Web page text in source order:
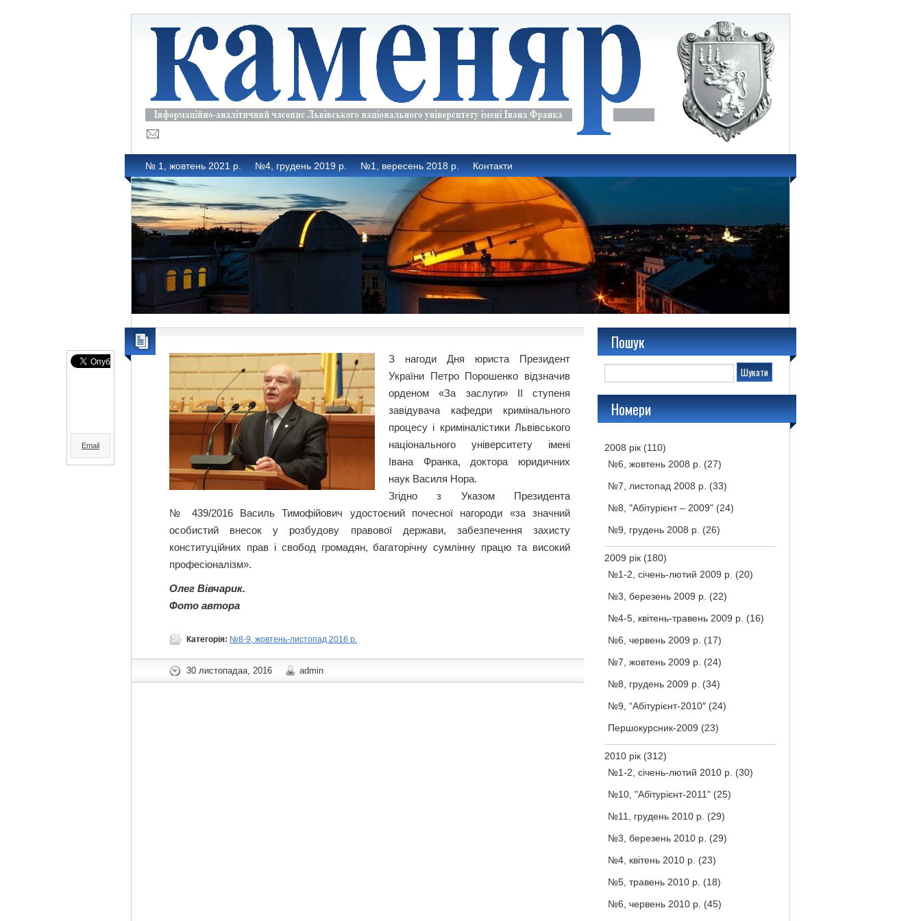
№ 1, жовтень 2021 р. №4, грудень 2019 р. №1, вересень 2018 р. Контакти
Email
З нагоди Дня юриста Президент
України Петро Порошенко відзначив
орденом «За заслуги» II ступеня
завідувача кафедри кримінального
процесу і криміналістики Львівського
національного університету імені
Івана Франка, доктора юридичних
наук Василя Нора.
Згідно з Указом Президента
№ 439/2016 Василь Тимофійович удостоєний почесної нагороди «за значний
особистий внесок у розбудову правової держави, забезпечення захисту
конституційних прав і свобод громадян, багаторічну сумлінну працю та високий
професіоналізм».
Олег Вівчарик.
Фото автора
Категорія: №8-9, жовтень-листопад 2016 р.
30 листопадаа, 2016 admin
Пошук
Номери
2008 рік (110)
№6, жовтень 2008 р. (27)
№7, листопад 2008 р. (33)
№8, "Абітурієнт – 2009" (24)
№9, грудень 2008 р. (26)
2009 рік (180)
№1-2, січень-лютий 2009 р. (20)
№3, березень 2009 р. (22)
№4-5, квітень-травень 2009 р. (16)
№6, червень 2009 р. (17)
№7, жовтень 2009 р. (24)
№8, грудень 2009 р. (34)
№9, “Абітурієнт-2010″ (24)
Першокурсник-2009 (23)
2010 рік (312)
№1-2, січень-лютий 2010 р. (30)
№10, "Абітурієнт-2011" (25)
№11, грудень 2010 р. (29)
№3, березень 2010 р. (29)
№4, квітень 2010 р. (23)
№5, травень 2010 р. (18)
№6, червень 2010 р. (45)